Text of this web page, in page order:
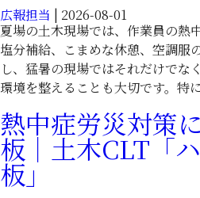
土
木
CLT「ハ
イ
パ
CLT
敷
板」
た
木
の
敷
板
｜
土
木
CLT「ハ
イ
広報担当 | 2026-08-01
夏場の土木現場では、作業員の熱
塩分補給、こまめな休憩、空調服
し、猛暑の現場ではそれだけでな
環境を整えることも大切です。特
熱中症労災対策
板｜土木CLT「
板」